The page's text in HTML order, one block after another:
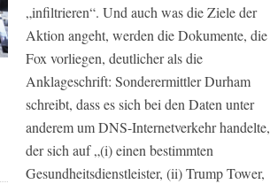
„infiltrieren“. Und auch was die Ziele der
Aktion angeht, werden die Dokumente, die
Fox vorliegen, deutlicher als die
Anklageschrift: Sonderermittler Durham
schreibt, dass es sich bei den Daten unter
anderem um DNS-Internetverkehr handelte,
der sich auf „(i) einen bestimmten
Gesundheitsdienstleister, (ii) Trump Tower,